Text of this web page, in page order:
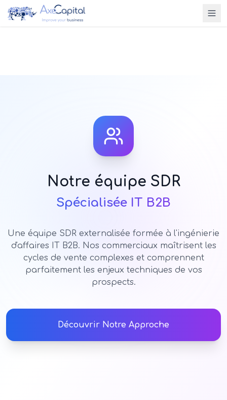
Notre équipe SDR
Spécialisée IT B2B
Une équipe SDR externalisée formée à l'ingénierie
d'affaires IT B2B. Nos commerciaux maîtrisent les
cycles de vente complexes et comprennent
parfaitement les enjeux techniques de vos
prospects.
Découvrir Notre Approche